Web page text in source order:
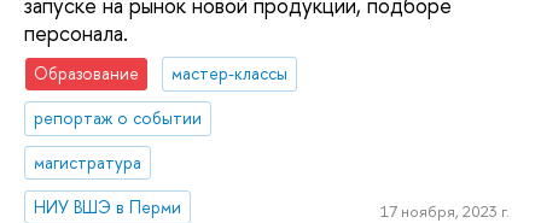
персонала.
Образование
мастер-классы
репортаж о событии
магистратура
НИУ ВШЭ в Перми
17 ноября, 2023 г.